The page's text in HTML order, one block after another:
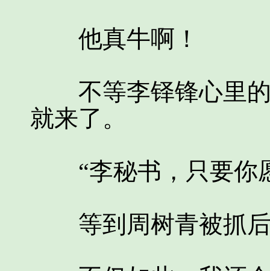
他真牛啊！
不等李铎锋心里的
就来了。
“李秘书，只要你
等到周树青被抓后